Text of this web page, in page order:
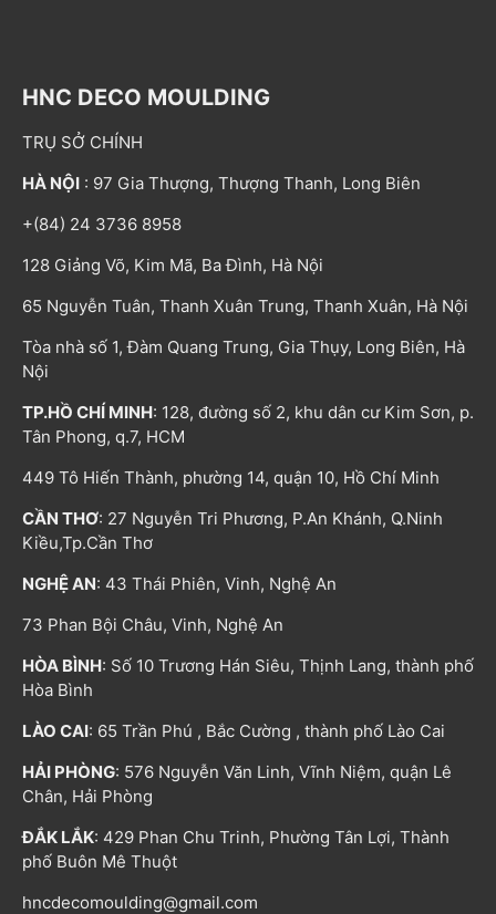
HNC DECO MOULDING
TRỤ SỞ CHÍNH
HÀ NỘI : 97 Gia Thượng, Thượng Thanh, Long Biên
+(84) 24 3736 8958
128 Giảng Võ, Kim Mã, Ba Đình, Hà Nội
65 Nguyễn Tuân, Thanh Xuân Trung, Thanh Xuân, Hà Nội
Tòa nhà số 1, Đàm Quang Trung, Gia Thụy, Long Biên, Hà
Nội
TP.HỒ CHÍ MINH: 128, đường số 2, khu dân cư Kim Sơn, p.
Tân Phong, q.7, HCM
449 Tô Hiến Thành, phường 14, quận 10, Hồ Chí Minh
CẦN THƠ: 27 Nguyễn Tri Phương, P.An Khánh, Q.Ninh
Kiều,Tp.Cần Thơ
NGHỆ AN: 43 Thái Phiên, Vinh, Nghệ An
73 Phan Bội Châu, Vinh, Nghệ An
HÒA BÌNH: Số 10 Trương Hán Siêu, Thịnh Lang, thành phố
Hòa Bình
LÀO CAI: 65 Trần Phú , Bắc Cường , thành phố Lào Cai
HẢI PHÒNG: 576 Nguyễn Văn Linh, Vĩnh Niệm, quận Lê
Chân, Hải Phòng
ĐẮK LẮK: 429 Phan Chu Trinh, Phường Tân Lợi, Thành
phố Buôn Mê Thuột
hncdecomoulding@gmail.com